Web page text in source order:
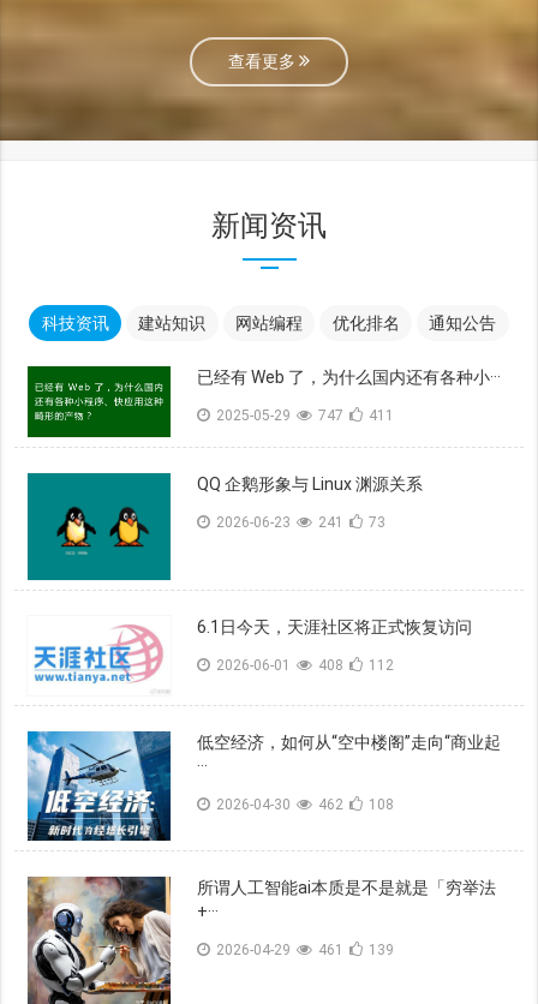
查看更多
新闻资讯
科技资讯 建站知识 网站编程 优化排名 通知公告
已经有 Web 了，为什么国内还有各种小···
2025-05-29 747 411
QQ 企鹅形象与 Linux 渊源关系
2026-06-23 241 73
6.1日今天，天涯社区将正式恢复访问
2026-06-01 408 112
低空经济，如何从“空中楼阁”走向“商业起
···
2026-04-30 462 108
所谓人工智能ai本质是不是就是「穷举法
+···
2026-04-29 461 139